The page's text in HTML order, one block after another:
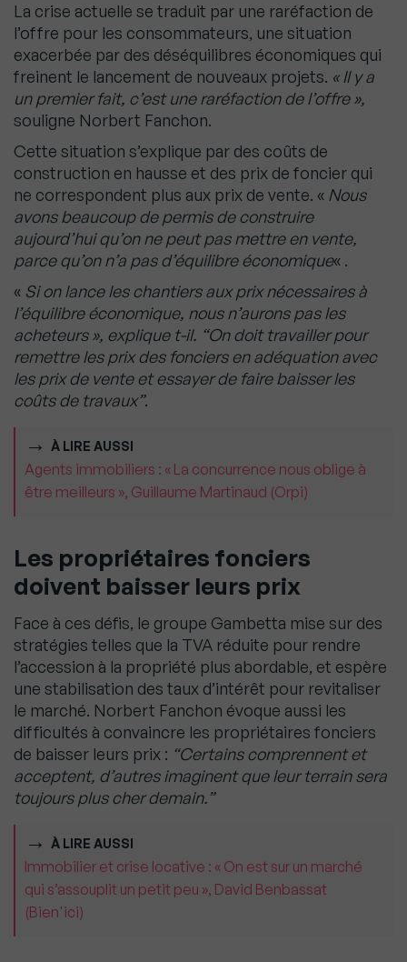
La crise actuelle se traduit par une raréfaction de
l’offre pour les consommateurs, une situation
exacerbée par des déséquilibres économiques qui
freinent le lancement de nouveaux projets. « Il y a
un premier fait, c’est une raréfaction de l’offre »,
souligne Norbert Fanchon.
Cette situation s’explique par des coûts de
construction en hausse et des prix de foncier qui
ne correspondent plus aux prix de vente. « Nous
avons beaucoup de permis de construire
aujourd’hui qu’on ne peut pas mettre en vente,
parce qu’on n’a pas d’équilibre économique« .
« Si on lance les chantiers aux prix nécessaires à
l’équilibre économique, nous n’aurons pas les
acheteurs », explique t-il. “On doit travailler pour
remettre les prix des fonciers en adéquation avec
les prix de vente et essayer de faire baisser les
coûts de travaux”.
À LIRE AUSSI
Agents immobiliers : « La concurrence nous oblige à
être meilleurs », Guillaume Martinaud (Orpi)
Les propriétaires fonciers
doivent baisser leurs prix
Face à ces défis, le groupe Gambetta mise sur des
stratégies telles que la TVA réduite pour rendre
l’accession à la propriété plus abordable, et espère
une stabilisation des taux d’intérêt pour revitaliser
le marché. Norbert Fanchon évoque aussi les
difficultés à convaincre les propriétaires fonciers
de baisser leurs prix : “Certains comprennent et
acceptent, d’autres imaginent que leur terrain sera
toujours plus cher demain.”
À LIRE AUSSI
Immobilier et crise locative : « On est sur un marché
qui s’assouplit un petit peu », David Benbassat
(Bien'ici)